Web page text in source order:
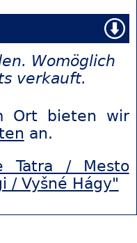
Womöglich
verkauft.
Ort bieten wir
an.
Tatra / Mesto
/ Vyšné Hágy"